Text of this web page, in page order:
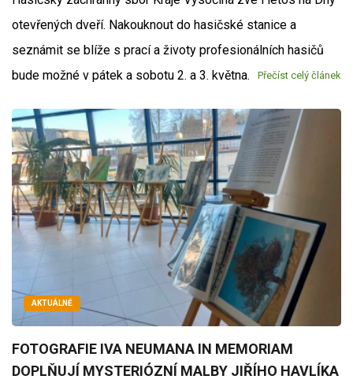
otevřených dveří. Nakouknout do hasičské stanice a
seznámit se blíže s prací a životy profesionálních hasičů
bude možné v pátek a sobotu 2. a 3. května.
Přečíst celý článek
AKTUÁLNĚ
FOTOGRAFIE IVA NEUMANA IN MEMORIAM
DOPLŇUJÍ MYSTERIÓZNÍ MALBY JIŘÍHO HAVLÍKA